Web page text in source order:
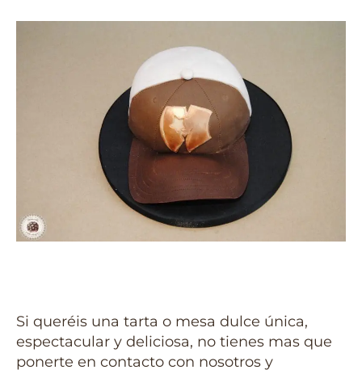
Si queréis una tarta o mesa dulce única,
espectacular y deliciosa, no tienes mas que
ponerte en contacto con nosotros y